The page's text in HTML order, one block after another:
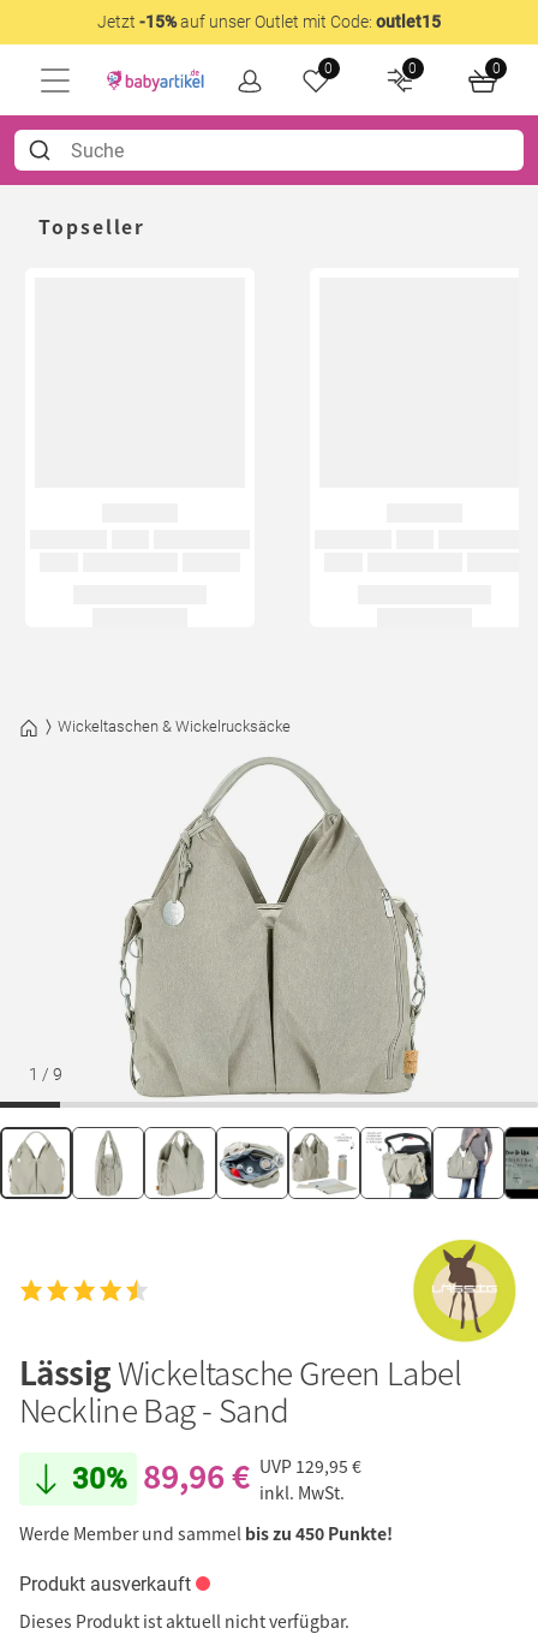
Jetzt -15%auf unser Outlet mit Code: outlet15
0 0 0
Topseller
Wickeltaschen & Wickelrucksäcke
1 / 9
LässigWickeltasche Green Label
Neckline Bag - Sand
30% 89,96 € UVP 129,95 €
inkl. MwSt.
Werde Member und sammel bis zu 450 Punkte!
Produkt ausverkauft
Dieses Produkt ist aktuell nicht verfügbar.